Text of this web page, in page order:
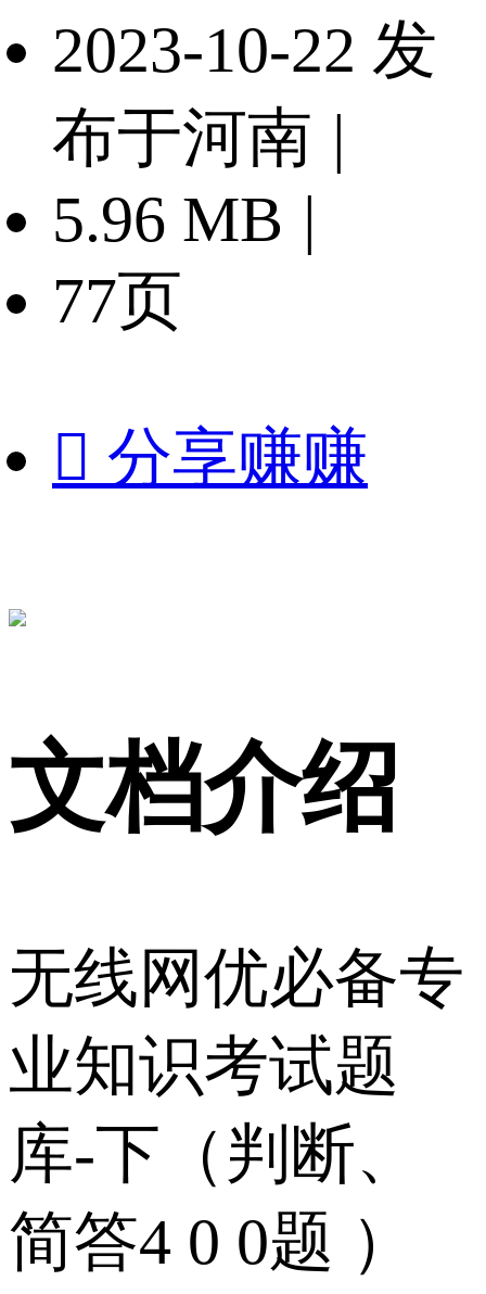
2023-10-22 发
布于河南 |
5.96 MB |
77页
 分享赚赚
文档介绍
无线网优必备专
业知识考试题
库-下（判断、
简答4 0 0题 ）